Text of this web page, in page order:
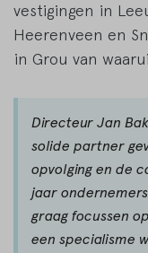
vestigingen in
Heerenveen en
in Grou van
Directeur Jan
solide partner
opvolging en de
jaar
graag focussen
een specialisme